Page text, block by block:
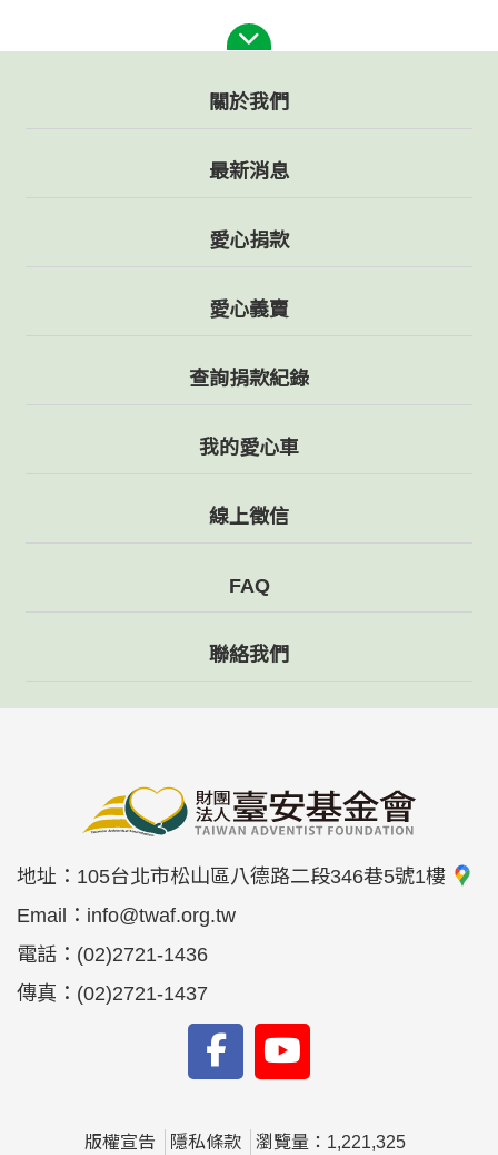
關於我們
最新消息
愛心捐款
愛心義賣
查詢捐款紀錄
我的愛心車
線上徵信
FAQ
聯絡我們
地址： 105台北市松山區八德路二段346巷5號1樓
Email： info@twaf.org.tw
電話： (02)2721-1436
傳真： (02)2721-1437
版權宣告 隱私條款 瀏覽量：1,221,325